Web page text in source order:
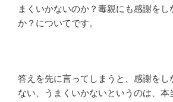
まくいかないのか？毒親にも感謝を
か？についてです。
答えを先に言ってしまうと、感謝をし
ない、うまくいかないというのは、本